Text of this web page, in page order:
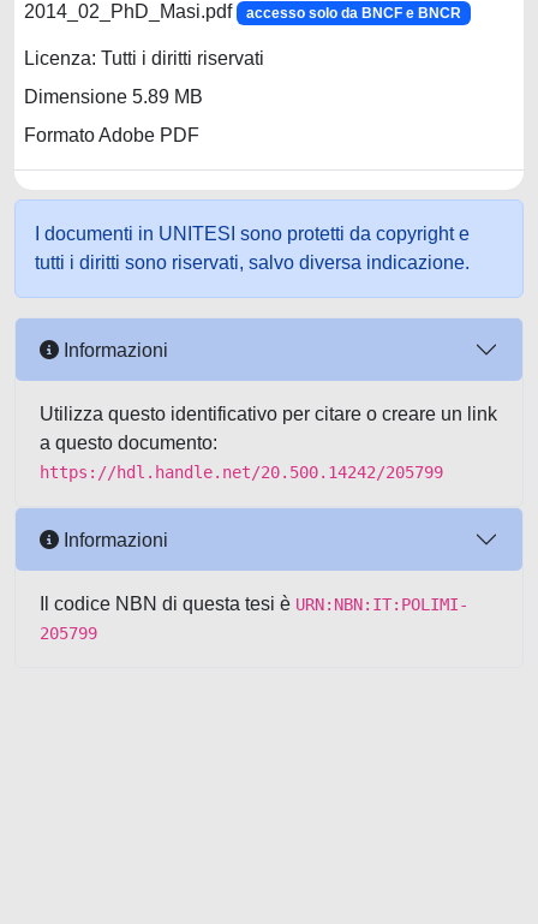
2014_02_PhD_Masi.pdf accesso solo da BNCF e BNCR
Licenza: Tutti i diritti riservati
Dimensione 5.89 MB
Formato Adobe PDF
I documenti in UNITESI sono protetti da copyright e
tutti i diritti sono riservati, salvo diversa indicazione.
Informazioni
Utilizza questo identificativo per citare o creare un link
a questo documento:
https://hdl.handle.net/20.500.14242/205799
Informazioni
Il codice NBN di questa tesi è URN:NBN:IT:POLIMI-
205799